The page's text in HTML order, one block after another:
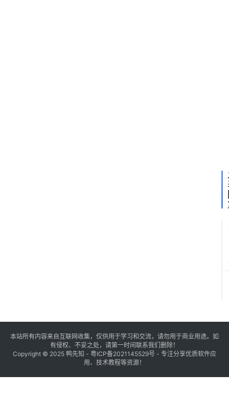
本站所有内容来自互联网收集，仅供用于学习和交流，请勿用于商业用途。如
有侵权、不妥之处，请第一时间联系我们删除！
Copyright © 2025 鸭先知 - 粤ICP备2021145529号 - 专注分享优质软件应
用、技术教程等资源！